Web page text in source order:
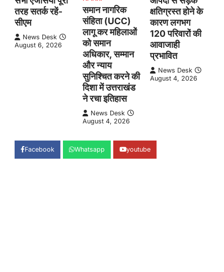
तरह सतर्क रहें-
सीएम
News Desk
August 6, 2026
समान नागरिक
संहिता (UCC)
लागू कर महिलाओं
को समान
अधिकार, सम्मान
और न्याय
सुनिश्चित करने की
दिशा में उत्तराखंड
ने रचा इतिहास
News Desk
August 4, 2026
क्षतिग्रस्त होने के
कारण लगभग
120 परिवारों की
आवाजाही
प्रभावित
News Desk
August 4, 2026
Facebook Whatsapp youtube